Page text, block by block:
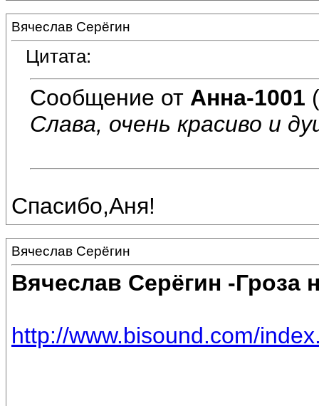
Вячеслав Серёгин
Цитата:
Сообщение от Анна-1001
Слава, очень красиво и
Спасибо,Аня!
Вячеслав Серёгин
Вячеслав Серёгин -Гроза
http://www.bisound.com/